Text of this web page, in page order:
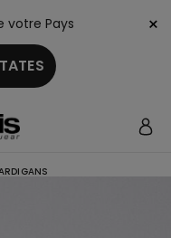
votre Pays ×